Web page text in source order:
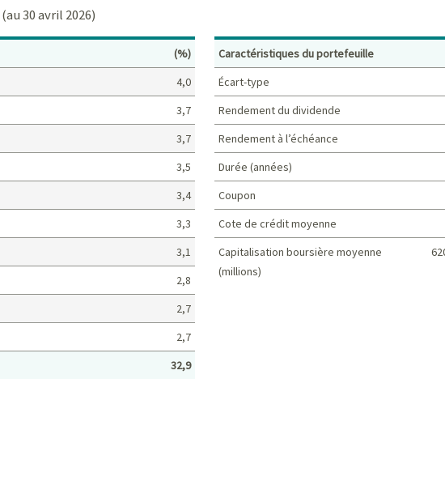
(au 30 avril 2026)
Pourcentage
(%)
4,0
3,7
3,7
3,5
3,4
3,3
3,1
2,8
2,7
2,7
32,9
Caractéristiques du portefeuille
Écart-type
Rendement du dividende
Rendement à l’échéance
Durée (années)
Coupon
Cote de crédit moyenne
Capitalisation boursière moyenne
(millions)